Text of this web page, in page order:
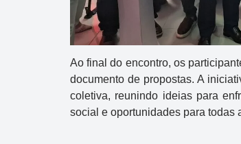
Ao final do encontro, os
documento de propostas. A
coletiva, reunindo ideias para
social e oportunidades para todas